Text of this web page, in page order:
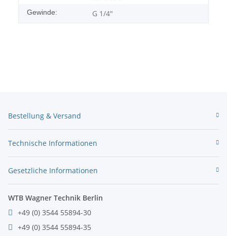
Gewinde: G 1/4"
Bestellung & Versand
Technische Informationen
Gesetzliche Informationen
WTB Wagner Technik Berlin
+49 (0) 3544 55894-30
+49 (0) 3544 55894-35